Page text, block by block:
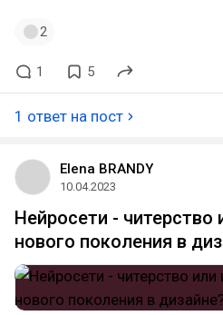
2
1 5
1 ответ на пост
Elena BRANDY
10.04.2023
Нейросети - читерство
нового поколения в